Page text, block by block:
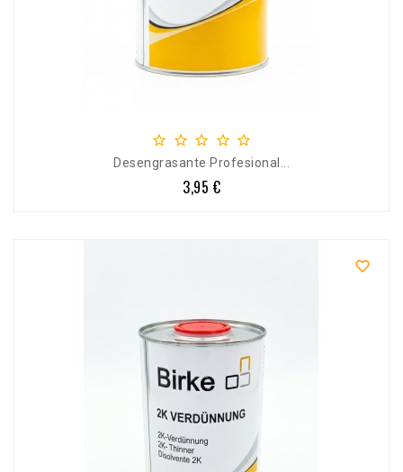
    
Desengrasante Profesional...
Precio
3,95 €
